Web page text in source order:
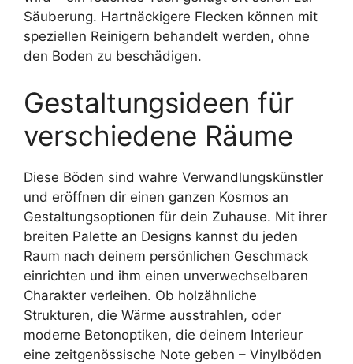
Säuberung. Hartnäckigere Flecken können mit
speziellen Reinigern behandelt werden, ohne
den Boden zu beschädigen.
Gestaltungsideen für
verschiedene Räume
Diese Böden sind wahre Verwandlungskünstler
und eröffnen dir einen ganzen Kosmos an
Gestaltungsoptionen für dein Zuhause. Mit ihrer
breiten Palette an Designs kannst du jeden
Raum nach deinem persönlichen Geschmack
einrichten und ihm einen unverwechselbaren
Charakter verleihen. Ob holzähnliche
Strukturen, die Wärme ausstrahlen, oder
moderne Betonoptiken, die deinem Interieur
eine zeitgenössische Note geben – Vinylböden